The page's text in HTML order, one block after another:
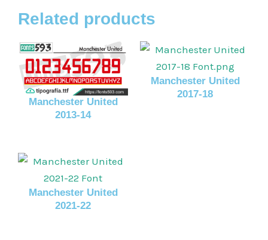
Related products
Manchester United
2013-14
Manchester United
2017-18
Manchester United
2021-22